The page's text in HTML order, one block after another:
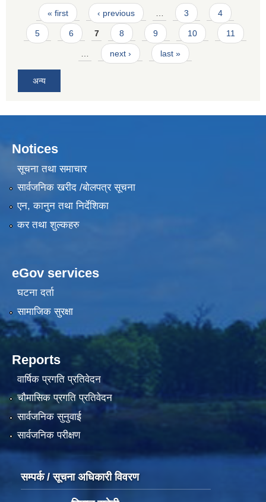
Pages
« first ‹ previous 3 4
5 6 7 8 9 10 11
next › last »
अन्य
Notices
सूचना तथा समाचार
सार्वजनिक खरीद /बोलपत्र सूचना
एन, कानुन तथा निर्देशिका
कर तथा शुल्कहरु
eGov services
घटना दर्ता
सामाजिक सुरक्षा
Reports
वार्षिक प्रगति प्रतिवेदन
चौमासिक प्रगति प्रतिवेदन
सार्वजनिक सुनुवाई
सार्वजनिक परीक्षण
सम्पर्क / सूचना अधिकारी विवरण